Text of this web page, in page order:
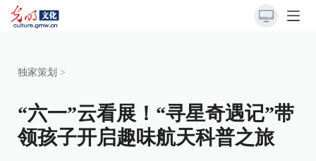
独家策划 >
“六一”云看展！“寻星奇遇记”带
领孩子开启趣味航天科普之旅